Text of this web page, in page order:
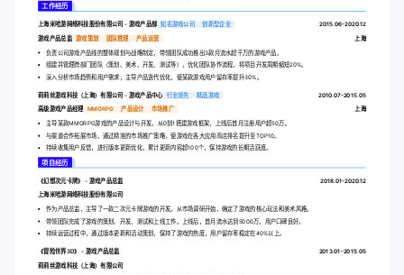
工作经历
上海米哈游网络科技股份有限公司 - 游戏产品部 知名游戏公司 创新型企业
2015.06-2020.12
游戏产品总监 游戏策划 团队管理 产品运营
上海
负责公司游戏产品线的整体规划与战略制定，带领团队成功推出3款月流水超千万的游戏产品。
组建并管理跨部门团队（策划、美术、开发、测试等），优化团队协作流程，将项目开发周期缩短20%。
深入分析市场趋势和用户需求，主导产品迭代优化，使某款游戏用户留存率提升30%。
莉莉丝游戏科技（上海）有限公司 - 游戏产品中心 行业领先 精品游戏 2010.07-2015.05
高级游戏产品经理 MMORPG 产品设计 市场推广
上海
主导某款MMORPG游戏的产品设计与开发，从0到1搭建游戏框架，上线后首月注册用户超50万。
与渠道合作拓展市场，通过精准的市场推广策略，使游戏在各大应用商店排名提升至TOP10。
持续收集用户反馈，进行版本更新优化，累计更新内容超100个，保持游戏的长期活跃度。
项目经历
《幻想次元卡牌》 - 游戏产品总监 2018.01-2020.12
上海米哈游网络科技股份有限公司
作为产品总监，主导了一款二次元卡牌游戏的开发。从市场调研开始，确定了游戏的核心玩法和美术风格。
带领团队完成了游戏的策划、开发、测试和上线工作。上线后，首月流水达到5000万，用户口碑良好。
持续运营过程中，通过版本更新和活动策划，保持了游戏的热度，用户留存率稳定在40%以上。
《冒险世界3D》 - 游戏产品总监 2013.01-2015.05
莉莉丝游戏科技（上海）有限公司